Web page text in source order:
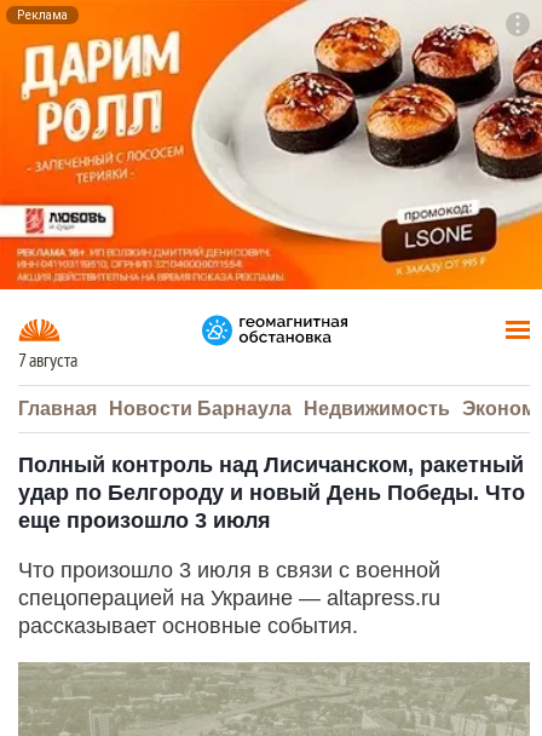
Реклама
7 августа
Главная Новости Барнаула Недвижимость
Полный контроль над Лисичанском, ракетный
удар по Белгороду и новый День Победы. Что
еще произошло 3 июля
Что произошло 3 июля в связи с военной
спецоперацией на Украине — altapress.ru
рассказывает основные события.